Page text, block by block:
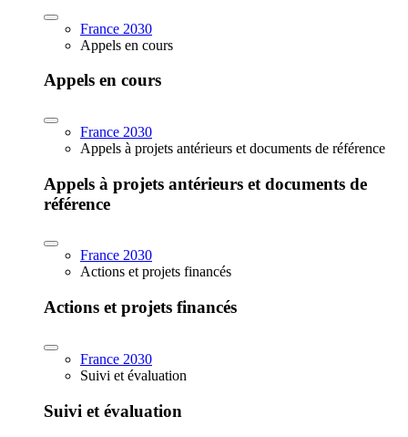
France 2030
Appels en cours
Appels en cours
France 2030
Appels à projets antérieurs et documents de référence
Appels à projets antérieurs et documents de
référence
France 2030
Actions et projets financés
Actions et projets financés
France 2030
Suivi et évaluation
Suivi et évaluation